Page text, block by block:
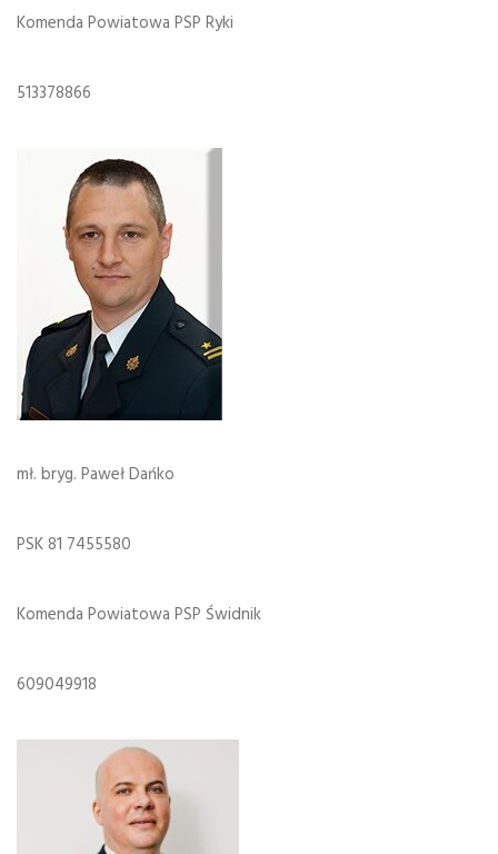
Komenda Powiatowa PSP Ryki
513378866
mł. bryg. Paweł Dańko
PSK 81 7455580
Komenda Powiatowa PSP Świdnik
609049918